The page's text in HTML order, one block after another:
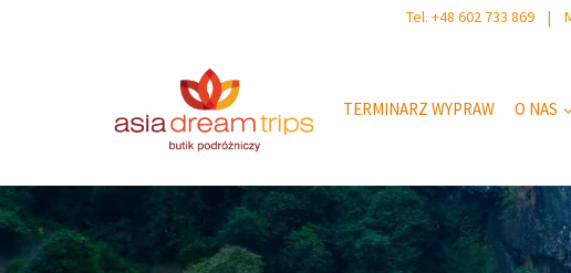
Tel. +48 602 733 869 |
TERMINARZ WYPRAW O NAS